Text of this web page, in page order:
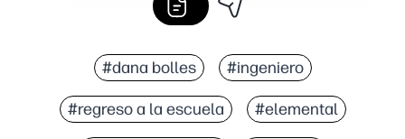
#dana bolles #ingeniero
#regreso a la escuela #elemental